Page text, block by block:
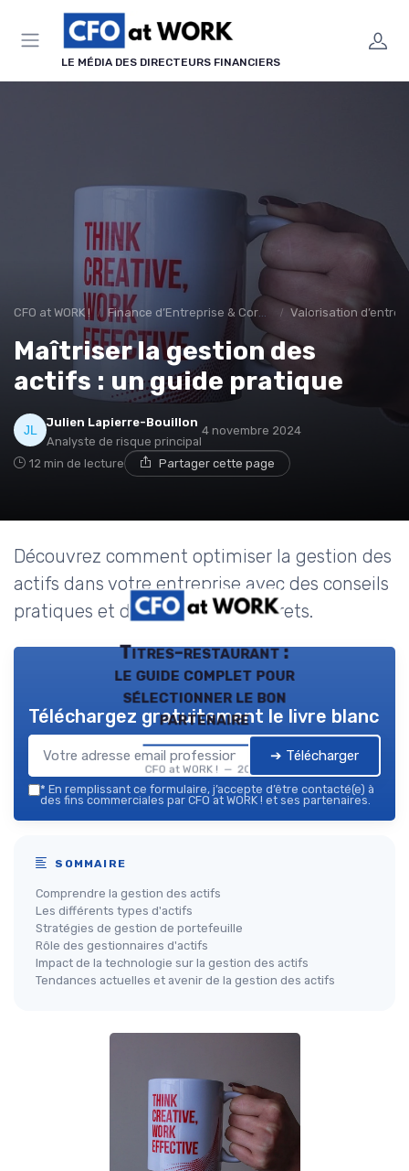
LE MÉDIA DES DIRECTEURS FINANCIERS
CFO at WORK ! Finance d’Entreprise & Corporate Finance Valorisation
Maîtriser la gestion des
actifs : un guide pratique
Julien Lapierre-Bouillon
Analyste de risque principal
4 novembre 2024
12 min de lecture Partager cette page
Découvrez comment optimiser la gestion des
actifs dans votre entreprise avec des conseils
pratiques et des exemples concrets.
Titres-restaurant :
le guide complet pour
sélectionner le bon
partenaire
CFO at WORK ! — 2026
Téléchargez gratuitement le livre blanc
➔ Télécharger
* En remplissant ce formulaire, j’accepte d’être contacté(e) à
des fins commerciales par CFO at WORK ! et ses partenaires.
SOMMAIRE
Comprendre la gestion des actifs
Les différents types d'actifs
Stratégies de gestion de portefeuille
Rôle des gestionnaires d'actifs
Impact de la technologie sur la gestion des actifs
Tendances actuelles et avenir de la gestion des actifs
Panneau de gestion des cookies